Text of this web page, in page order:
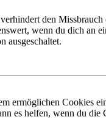
den Missbrauch
wenn du dich an
ausgeschaltet.
ermöglichen Cookies
es helfen, wenn du die